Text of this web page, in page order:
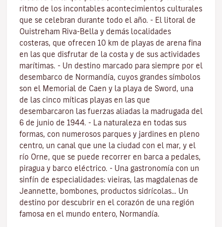
ritmo de los incontables acontecimientos culturales
que se celebran durante todo el año. - El litoral de
Ouistreham Riva-Bella y demás localidades
costeras, que ofrecen 10 km de playas de arena fina
en las que disfrutar de la costa y de sus actividades
marítimas. - Un destino marcado para siempre por el
desembarco de Normandía, cuyos grandes símbolos
son el Memorial de Caen y la playa de Sword, una
de las cinco míticas playas en las que
desembarcaron las fuerzas aliadas la madrugada del
6 de junio de 1944. - La naturaleza en todas sus
formas, con numerosos parques y jardines en pleno
centro, un canal que une la ciudad con el mar, y el
río Orne, que se puede recorrer en barca a pedales,
piragua y barco eléctrico. - Una gastronomía con un
sinfín de especialidades: vieiras, las magdalenas de
Jeannette, bombones, productos sidrícolas… Un
destino por descubrir en el corazón de una región
famosa en el mundo entero, Normandía.